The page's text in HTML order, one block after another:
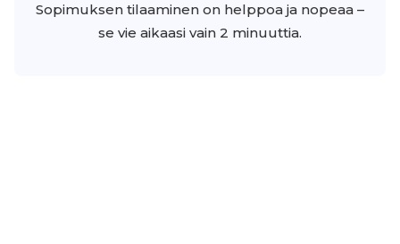
Sopimuksen tilaaminen on helppoa ja nopeaa –
se vie aikaasi vain 2 minuuttia.